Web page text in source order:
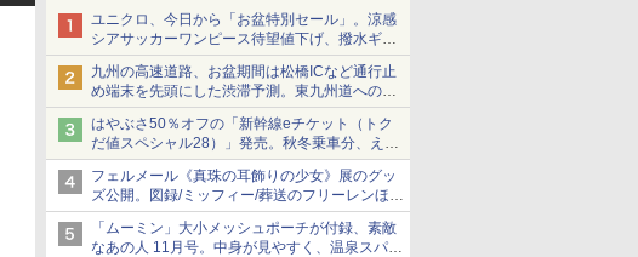
ユニクロ、今日から「お盆特別セール」。涼感
シアサッカーワンピース待望値下げ、撥水ギア
ショーツは1990円に
九州の高速道路、お盆期間は松橋ICなど通行止
め端末を先頭にした渋滞予測。東九州道への迂
回は料金調整を実施
はやぶさ50％オフの「新幹線eチケット（トク
だ値スペシャル28）」発売。秋冬乗車分、えき
ねっと限定
フェルメール《真珠の耳飾りの少女》展のグッ
ズ公開。図録/ミッフィー/葬送のフリーレンほ
か、注目ブランドコラボが実現
「ムーミン」大小メッシュポーチが付録、素敵
なあの人 11月号。中身が見やすく、温泉スパに